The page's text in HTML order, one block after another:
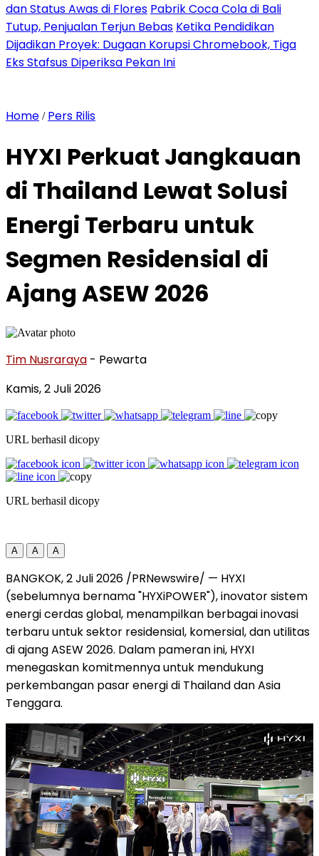
dan Status Awas di Flores Pabrik Coca Cola di Bali
Tutup, Penjualan Terjun Bebas Ketika Pendidikan
Dijadikan Proyek: Dugaan Korupsi Chromebook, Tiga
Eks Stafsus Diperiksa Pekan Ini
Home / Pers Rilis
HYXI Perkuat Jangkauan
di Thailand Lewat Solusi
Energi Terbaru untuk
Segmen Residensial di
Ajang ASEW 2026
Tim Nusraraya - Pewarta
Kamis, 2 Juli 2026
URL berhasil dicopy
URL berhasil dicopy
A A A
BANGKOK, 2 Juli 2026 /PRNewswire/ — HYXI
(sebelumnya bernama "HYXiPOWER"), inovator sistem
energi cerdas global, menampilkan berbagai inovasi
terbaru untuk sektor residensial, komersial, dan utilitas
di ajang ASEW 2026. Dalam pameran ini, HYXI
menegaskan komitmennya untuk mendukung
perkembangan pasar energi di Thailand dan Asia
Tenggara.